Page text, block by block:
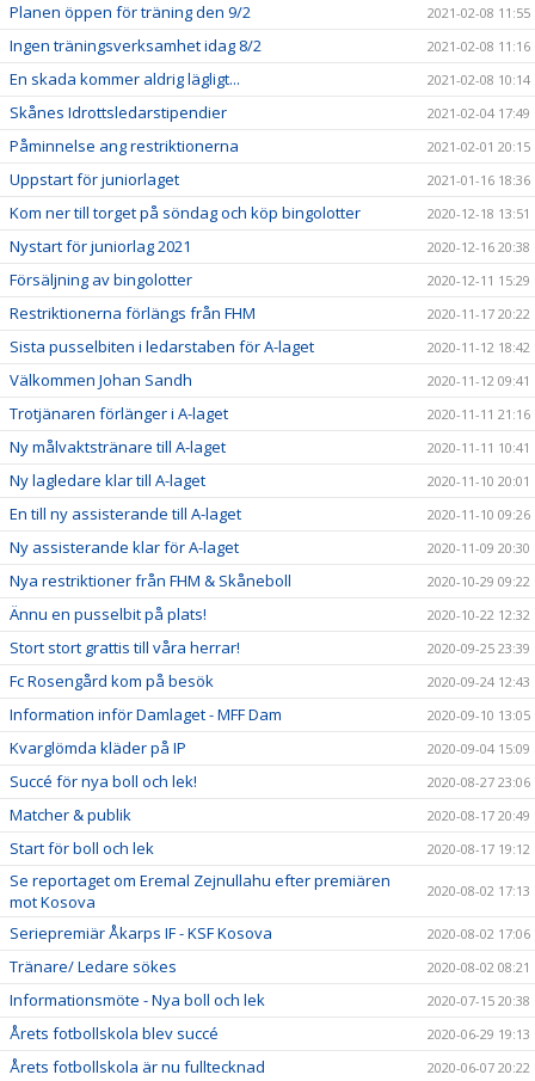
Planen öppen för träning den 9/2 2021-02-08 11:55
Ingen träningsverksamhet idag 8/2 2021-02-08 11:16
En skada kommer aldrig lägligt... 2021-02-08 10:14
Skånes Idrottsledarstipendier 2021-02-04 17:49
Påminnelse ang restriktionerna 2021-02-01 20:15
Uppstart för juniorlaget 2021-01-16 18:36
Kom ner till torget på söndag och köp bingolotter 2020-12-18 13:51
Nystart för juniorlag 2021 2020-12-16 20:38
Försäljning av bingolotter 2020-12-11 15:29
Restriktionerna förlängs från FHM 2020-11-17 20:22
Sista pusselbiten i ledarstaben för A-laget 2020-11-12 18:42
Välkommen Johan Sandh 2020-11-12 09:41
Trotjänaren förlänger i A-laget 2020-11-11 21:16
Ny målvaktstränare till A-laget 2020-11-11 10:41
Ny lagledare klar till A-laget 2020-11-10 20:01
En till ny assisterande till A-laget 2020-11-10 09:26
Ny assisterande klar för A-laget 2020-11-09 20:30
Nya restriktioner från FHM & Skåneboll 2020-10-29 09:22
Ännu en pusselbit på plats! 2020-10-22 12:32
Stort stort grattis till våra herrar! 2020-09-25 23:39
Fc Rosengård kom på besök 2020-09-24 12:43
Information inför Damlaget - MFF Dam 2020-09-10 13:05
Kvarglömda kläder på IP 2020-09-04 15:09
Succé för nya boll och lek! 2020-08-27 23:06
Matcher & publik 2020-08-17 20:49
Start för boll och lek 2020-08-17 19:12
Se reportaget om Eremal Zejnullahu efter premiären
mot Kosova
2020-08-02 17:13
Seriepremiär Åkarps IF - KSF Kosova 2020-08-02 17:06
Tränare/ Ledare sökes 2020-08-02 08:21
Informationsmöte - Nya boll och lek 2020-07-15 20:38
Årets fotbollskola blev succé 2020-06-29 19:13
Årets fotbollskola är nu fulltecknad 2020-06-07 20:22